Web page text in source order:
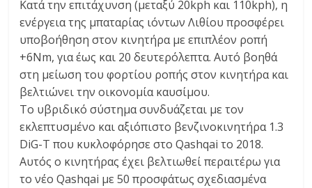
Κατά την επιτάχυνση (μεταξύ 20kph και 110kph), η
ενέργεια της μπαταρίας ιόντων Λιθίου προσφέρει
υποβοήθηση στον κινητήρα με επιπλέον ροπή
+6Nm, για έως και 20 δευτερόλεπτα. Αυτό βοηθά
στη μείωση του φορτίου ροπής στον κινητήρα και
βελτιώνει την οικονομία καυσίμου.
Το υβριδικό σύστημα συνδυάζεται με τον
εκλεπτυσμένο και αξιόπιστο βενζινοκινητήρα 1.3
DiG-T που κυκλοφόρησε στο Qashqai το 2018.
Αυτός ο κινητήρας έχει βελτιωθεί περαιτέρω για
το νέο Qashqai με 50 προσφάτως σχεδιασμένα